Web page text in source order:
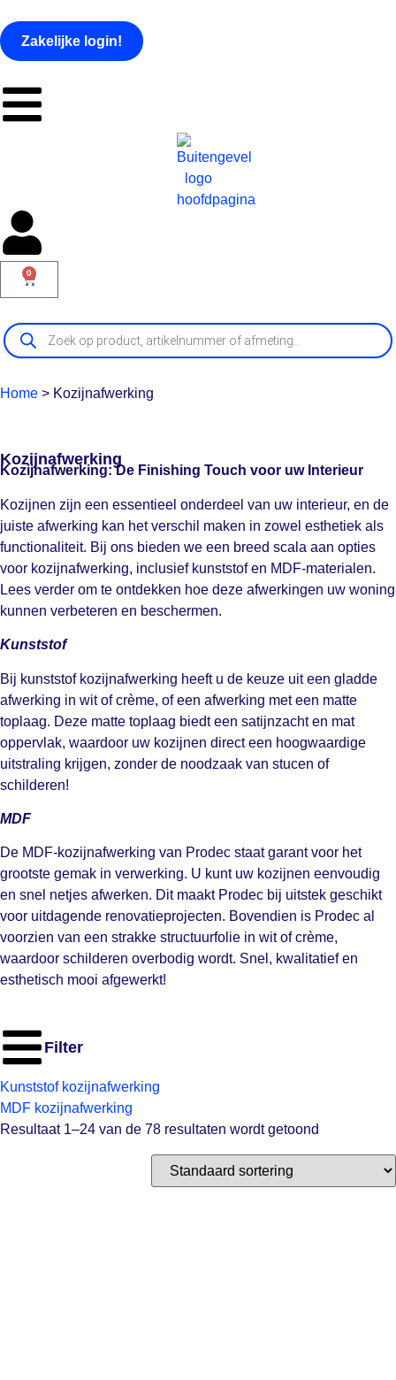
Zakelijke login!
0
Home > Kozijnafwerking
Kozijnafwerking
Kozijnafwerking: De Finishing Touch voor uw Interieur
Kozijnen zijn een essentieel onderdeel van uw interieur, en de
juiste afwerking kan het verschil maken in zowel esthetiek als
functionaliteit. Bij ons bieden we een breed scala aan opties
voor kozijnafwerking, inclusief kunststof en MDF-materialen.
Lees verder om te ontdekken hoe deze afwerkingen uw woning
kunnen verbeteren en beschermen.
Kunststof
Bij kunststof kozijnafwerking heeft u de keuze uit een gladde
afwerking in wit of crème, of een afwerking met een matte
toplaag. Deze matte toplaag biedt een satijnzacht en mat
oppervlak, waardoor uw kozijnen direct een hoogwaardige
uitstraling krijgen, zonder de noodzaak van stucen of
schilderen!
MDF
De MDF-kozijnafwerking van Prodec staat garant voor het
grootste gemak in verwerking. U kunt uw kozijnen eenvoudig
en snel netjes afwerken. Dit maakt Prodec bij uitstek geschikt
voor uitdagende renovatieprojecten. Bovendien is Prodec al
voorzien van een strakke structuurfolie in wit of crème,
waardoor schilderen overbodig wordt. Snel, kwalitatief en
esthetisch mooi afgewerkt!
Filter
Kunststof kozijnafwerking
MDF kozijnafwerking
Resultaat 1–24 van de 78 resultaten wordt getoond